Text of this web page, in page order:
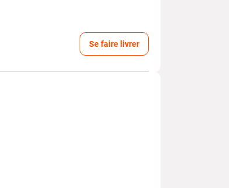
Se faire livrer